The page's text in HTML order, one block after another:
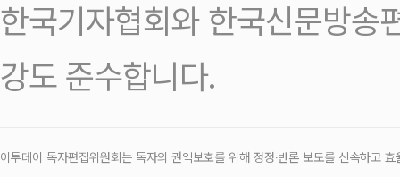
한국기자협회와 한국신문방송
강도 준수합니다.
이투데이 독자편집위원회는 독자의 권익보호를 위해 정정‧반론 보도를 신속하고